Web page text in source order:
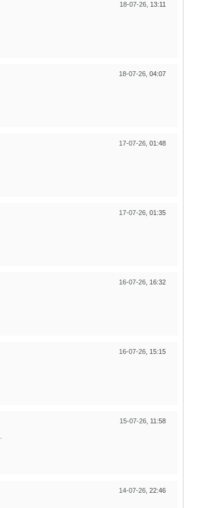
18-07-26, 13:11
18-07-26, 04:07
17-07-26, 01:48
17-07-26, 01:35
16-07-26, 16:32
16-07-26, 15:15
15-07-26, 11:58
14-07-26, 22:46